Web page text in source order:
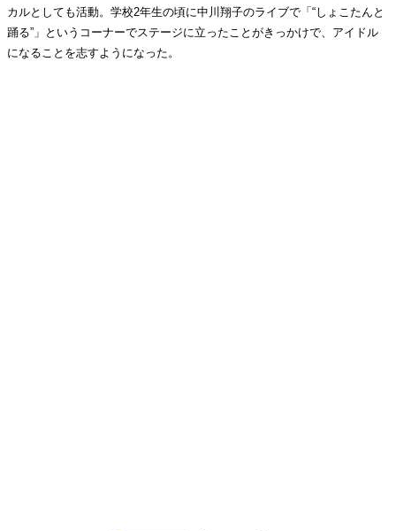
カルとしても活動。学校2年生の頃に中川翔子のライブで「“しょこたんと
踊る”」というコーナーでステージに立ったことがきっかけで、アイドル
になることを志すようになった。